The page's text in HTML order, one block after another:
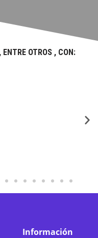
OTROS , CON:
Información